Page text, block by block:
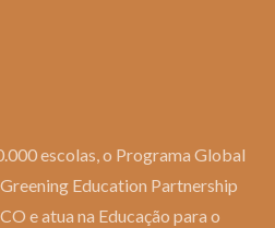
escolas, o Programa Global
Education Partnership
e atua na Educação para o